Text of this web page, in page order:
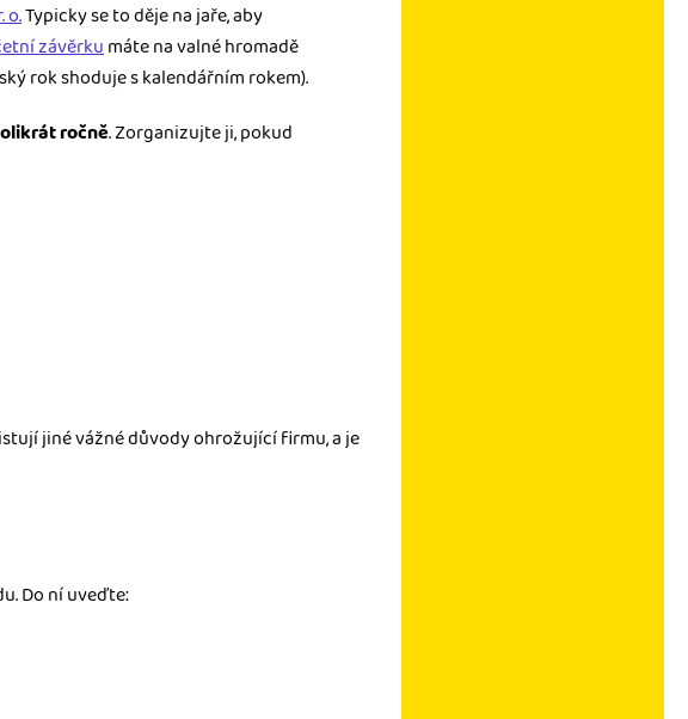
o.Typicky se to děje na jaře, aby
závěrkumáte na valné hromadě
rok shoduje s kalendářním rokem).
ročně. Zorganizujte ji, pokud
jiné vážné důvody ohrožující firmu, a je
Do ní uveďte: